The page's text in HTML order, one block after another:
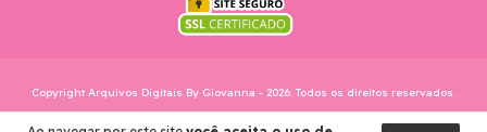
Copyright Arquivos Digitais By Giovanna - 2026. Todos os direitos reservados.